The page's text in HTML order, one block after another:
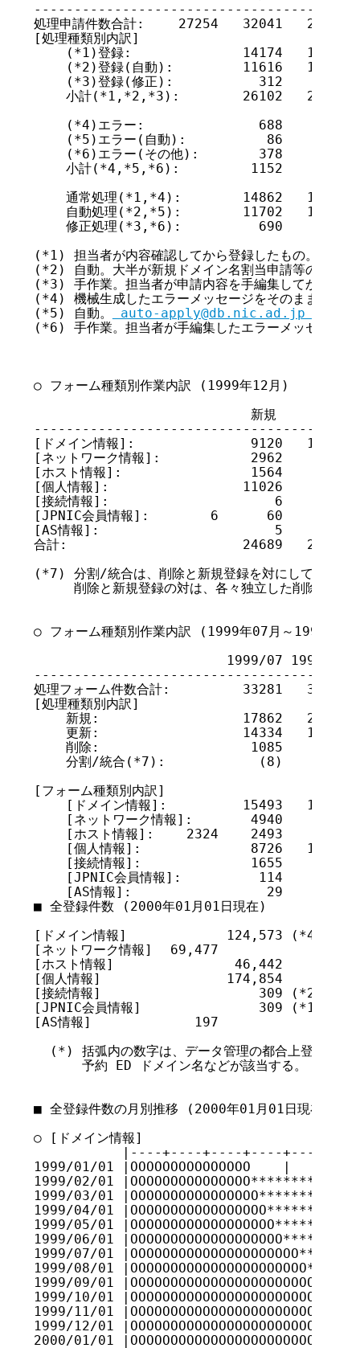
処理申請件数合計:	  27254	  32041	  29094	  31388	  32688	  38354
[処理種類別内訳]
    (*1)登録:		  14174	  18073	  15256	  17208	  18184	  21065
    (*2)登録(自動):	  11616	  11482	  11638	  12534	  12851	  15831
    (*3)登録(修正):	    312	    350	    345	    360	    302	    351
    小計(*1,*2,*3):	  26102	  29905	  27239	  30102	  31337	  37247
    (*4)エラー:		    688	   1647	   1351	    832	    806	    639
    (*5)エラー(自動):	     86	     61	     82	     43	    121	     87
    (*6)エラー(その他):	    378	    428	    422	    411	    424	    381
    小計(*4,*5,*6):	   1152	   2136	   1855	   1286	   1351	   1107
    通常処理(*1,*4):	  14862	  19720	  16607	  18040	  18990	  21704
    自動処理(*2,*5):	  11702	  11543	  11720	  12577	  12972	  15918
    修正処理(*3,*6):	    690	    778	    767	    771	    726	    732
(*1) 担当者が内容確認してから登録したもの。
(*2) 自動。大半が新規ドメイン名割当申請等の処理に
(*3) 手作業。担当者が申請内容を手編集してから登録
(*4) 機械生成したエラーメッセージをそのまま返した
(*5) 自動。
auto-apply@db.nic.ad.jp